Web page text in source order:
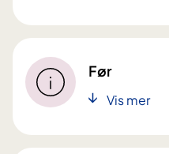
Før
Vis mer